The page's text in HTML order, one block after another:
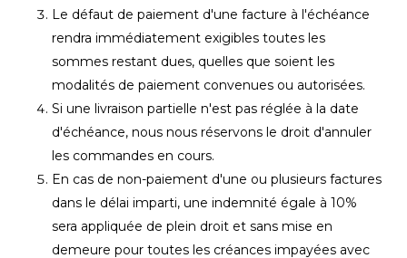
Le défaut de paiement d'une facture à l'échéance
rendra immédiatement exigibles toutes les
sommes restant dues, quelles que soient les
modalités de paiement convenues ou autorisées.
Si une livraison partielle n'est pas réglée à la date
d'échéance, nous nous réservons le droit d'annuler
les commandes en cours.
En cas de non-paiement d'une ou plusieurs factures
dans le délai imparti, une indemnité égale à 10%
sera appliquée de plein droit et sans mise en
demeure pour toutes les créances impayées avec